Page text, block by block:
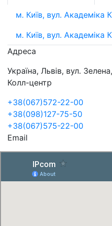
м. Київ, вул. Академіка
м. Київ, вул. Академіка
Адреса
Україна, Львів, вул.
Колл-центр
+38(067)572-22-00
+38(098)127-75-50
+38(067)575-22-00
Email